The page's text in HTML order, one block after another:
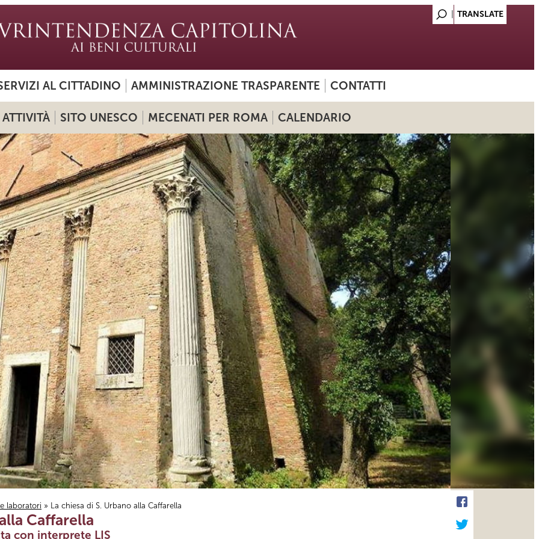
AL CITTADINO AMMINISTRAZIONE TRASPARENTE CONTATTI
ATTIVITÀ SITO UNESCO MECENATI PER ROMA CALENDARIO
laboratori » La chiesa di S. Urbano alla Caffarella
Caffarella
con interprete LIS